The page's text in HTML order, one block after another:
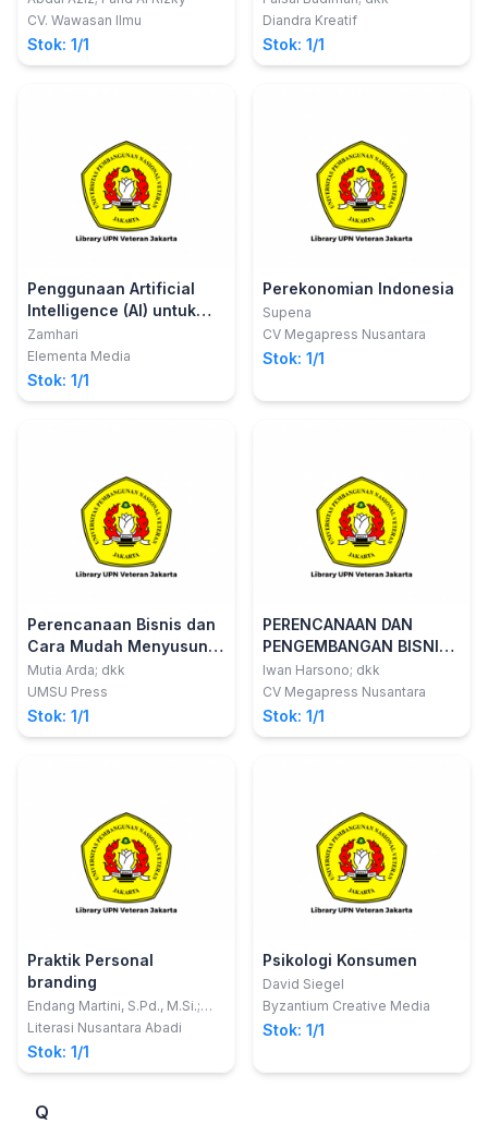
CV. Wawasan Ilmu
Stok: 1/1
Diandra Kreatif
Stok: 1/1
Penggunaan Artificial
Intelligence (AI) untuk
Bisnis
Zamhari
Elementa Media
Stok: 1/1
Perekonomian Indonesia
Supena
CV Megapress Nusantara
Stok: 1/1
Perencanaan Bisnis dan
Cara Mudah Menyusun
Business Plan
Mutia Arda; dkk
UMSU Press
Stok: 1/1
PERENCANAAN DAN
PENGEMBANGAN BISNIS
ERA 5.0
Iwan Harsono; dkk
CV Megapress Nusantara
Stok: 1/1
Praktik Personal
branding
Endang Martini, S.Pd., M.Si.;
Lintang Ayuninggar, S.E., M.Sc.
Literasi Nusantara Abadi
Stok: 1/1
Psikologi Konsumen
David Siegel
Byzantium Creative Media
Stok: 1/1
Q